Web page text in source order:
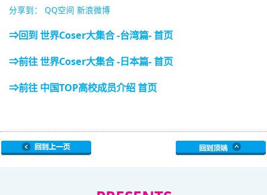
分享到： QQ空间 新浪微博
⇒回到 世界Coser大集合 -台湾篇- 首页
⇒前往 世界Coser大集合 -日本篇- 首页
⇒前往 中国TOP高校成员介绍 首页